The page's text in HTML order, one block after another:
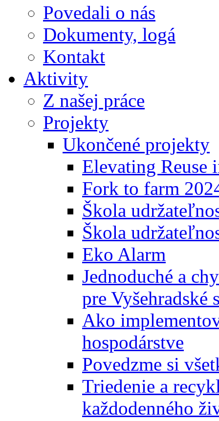
Povedali o nás
Dokumenty, logá
Kontakt
Aktivity
Z našej práce
Projekty
Ukončené projekty
Elevating Reuse
Fork to farm
Škola
Škola
Eko Alarm
Jednoduché a
pre Vyšehradské
Ako
hospodárstve
Povedzme si
Triedenie a
každodenného